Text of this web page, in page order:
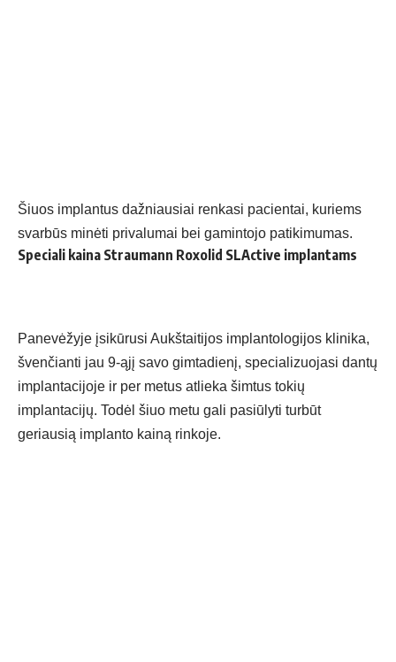
Šiuos implantus dažniausiai renkasi pacientai, kuriems
svarbūs minėti privalumai bei gamintojo patikimumas.
Speciali kaina Straumann Roxolid SLActive implantams
Panevėžyje įsikūrusi Aukštaitijos implantologijos klinika,
švenčianti jau 9-ąjį savo gimtadienį, specializuojasi dantų
implantacijoje ir per metus atlieka šimtus tokių
implantacijų. Todėl šiuo metu gali pasiūlyti turbūt
geriausią implanto kainą rinkoje.